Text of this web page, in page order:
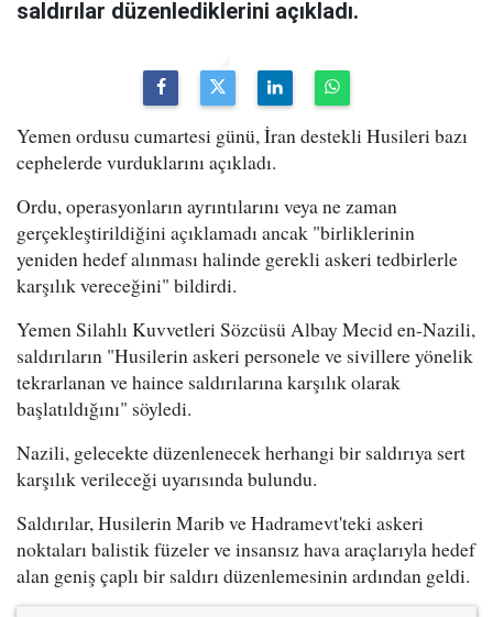
saldırılar düzenlediklerini açıkladı.
Yemen ordusu cumartesi günü, İran destekli Husileri bazı
cephelerde vurduklarını açıkladı.
Ordu, operasyonların ayrıntılarını veya ne zaman
gerçekleştirildiğini açıklamadı ancak "birliklerinin
yeniden hedef alınması halinde gerekli askeri tedbirlerle
karşılık vereceğini" bildirdi.
Yemen Silahlı Kuvvetleri Sözcüsü Albay Mecid en-Nazili,
saldırıların "Husilerin askeri personele ve sivillere yönelik
tekrarlanan ve haince saldırılarına karşılık olarak
başlatıldığını" söyledi.
Nazili, gelecekte düzenlenecek herhangi bir saldırıya sert
karşılık verileceği uyarısında bulundu.
Saldırılar, Husilerin Marib ve Hadramevt'teki askeri
noktaları balistik füzeler ve insansız hava araçlarıyla hedef
alan geniş çaplı bir saldırı düzenlemesinin ardından geldi.